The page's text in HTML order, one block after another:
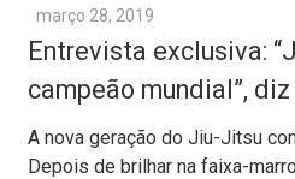
março 28, 2019
Entrevista exclusiva:
campeão mundial”,
A nova geração do Jiu-Jitsu
Depois de brilhar na faixa-